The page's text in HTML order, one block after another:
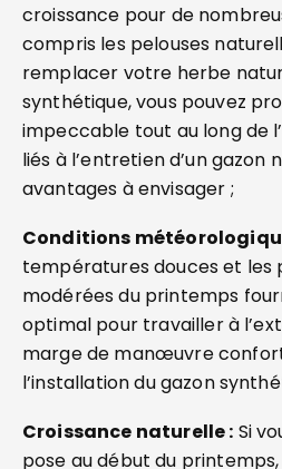
croissance pour de
compris les pelouses
remplacer votre herbe
synthétique, vous pouvez
impeccable tout au long de
liés à l’entretien d’un gazon
avantages à envisager ;
Conditions
températures douces et les
modérées du printemps
optimal pour travailler à
marge de manœuvre
l’installation du gazon
Croissance naturelle : Si
pose au début du